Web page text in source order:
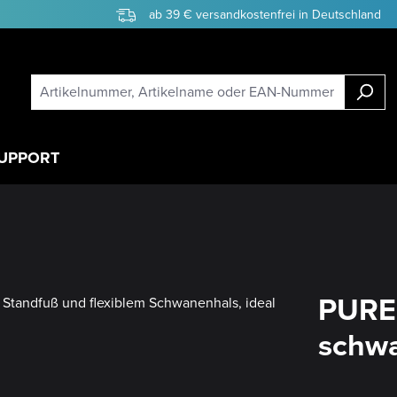
ab 39 € versandkostenfrei in Deutschland